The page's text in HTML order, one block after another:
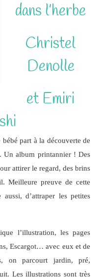
dans l’herbe
Christel
Denolle
et Emiri
part à la découverte de
Un album printannier ! Des
attirer le regard, des brins
Meilleure preuve de cette
d’attraper les petites
l’illustration, les pages
Escargot… avec eux et de
on parcourt jardin, pré,
Les illustrations sont très